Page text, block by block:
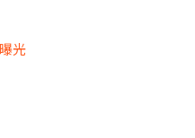
光